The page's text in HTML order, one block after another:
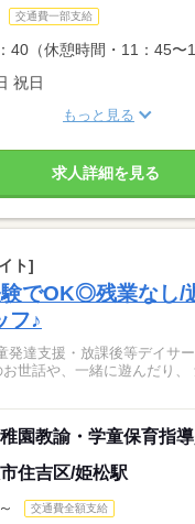
交通費一部支給
40（休憩時間・11：45〜
祝日
もっと見る
求人詳細を見る
ト]
でOK◎残業なし/
フ♪
世話や、一緒に遊んだり、
園教諭・学童保育指
住吉区/姫松駅
交通費全額支給